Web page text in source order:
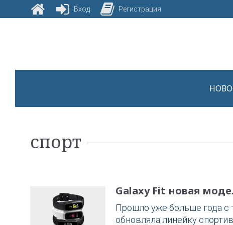
Метка:
спорт
Galaxy Fit новая
Прошло уже больше года с
обновляла линейку
Вход Регистрация